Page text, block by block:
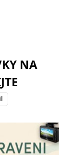
NA